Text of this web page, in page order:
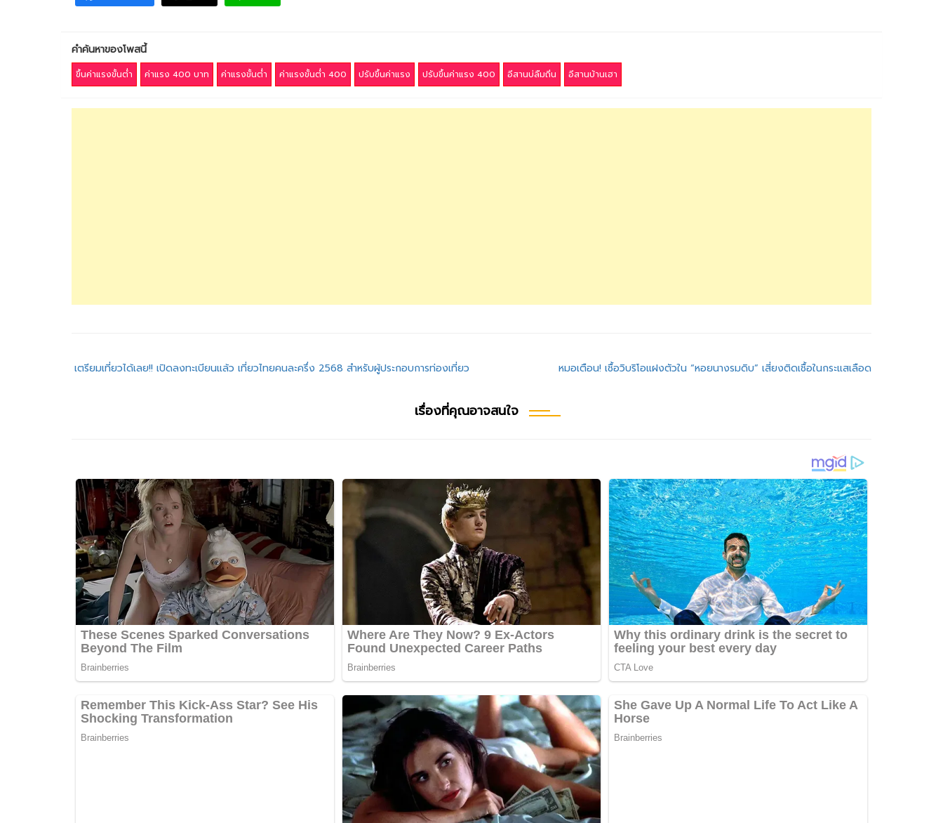
คำค้นหาของโพสนี้
ขึ้นค่าแรงขั้นต่ำ ค่าแรง 400 บาท ค่าแรงขั้นต่ำ ค่าแรงขั้นต่ำ 400 ปรับขึ้นค่าแรง ปรับขึ้นค่าแรง 400 อีสานบ่ลืมถิ่น อีสานบ้านเฮา
แนะแนว
เตรียมเที่ยวได้เลย!! เปิดลงทะเบียนแล้ว เที่ยวไทยคนละครึ่ง 2568 สำหรับผู้ประกอบการท่องเที่ยว หมอเตือน! เชื้อวิบริโอแฝงตัวใน “หอยนางรมดิบ” เสี่ยงติดเชื้อในกระแสเลือด
เรื่องที่คุณอาจสนใจ